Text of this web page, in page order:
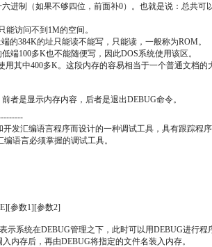
进制（如果不够四位，前面补0）。也就是说：总共可
访问不到1M的空间。
的384K的址只能读不能写，只能读，一般称为ROM。
端100多K也不能随便写，因此DOS系统使用该区。
其中400多K。这段内存的容易相当于一个普通文档的
者是显示内存内容，后者是退出DEBUG命令。
发汇编语言程序而设计的一种调试工具，具有跟踪
语言必须掌握的调试工具。
参数1][参数2]
示系统在DEBUG管理之下，此时可以用DEBUG进行
内存后，再由DEBUG将指定的文件名装入内存。